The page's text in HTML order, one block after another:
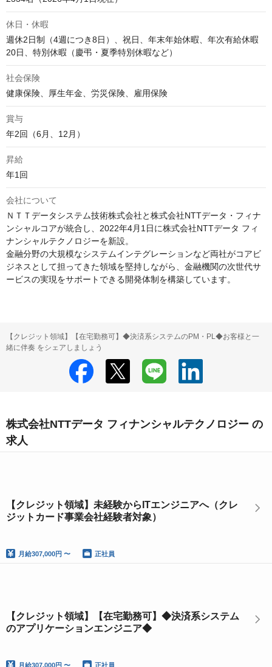
休日・休暇
週休2日制（4週につき8日）、祝日、年末年始休暇、年次有給休暇
20日、特別休暇（慶弔・夏季特別休暇など）
社会保険
健康保険、厚生年金、労災保険、雇用保険
賞与
年2回（6月、12月）
昇給
年1回
会社について
ＮＴＴデータシステム技術株式会社と株式会社NTTデータ・フィナ
ンシャルコアが統合し、2022年4月1日に株式会社NTTデータ フィ
ナンシャルテクノロジーを新設。
金融分野の大規模なシステムインテグレーションなど両社がコアビ
ジネスとして担ってきた領域を堅持しながら、金融機関の次世代サ
ービスの実現をサポートできる開発体制を構築しています。
【クレジット領域】【在宅勤務可】◆決済系システムのPM・PL◆お客様と一
緒に伴奏 をシェアしましょう
株式会社NTTデータ フィナンシャルテクノロジー の
求人
【クレジット領域】未経験からITエンジニアへ（クレ
ジットカード事業会社経験者対象）
月給307,000円 〜 正社員
【クレジット領域】【在宅勤務可】◆決済系システム
のアプリケーションエンジニア◆
月給307,000円 〜 正社員